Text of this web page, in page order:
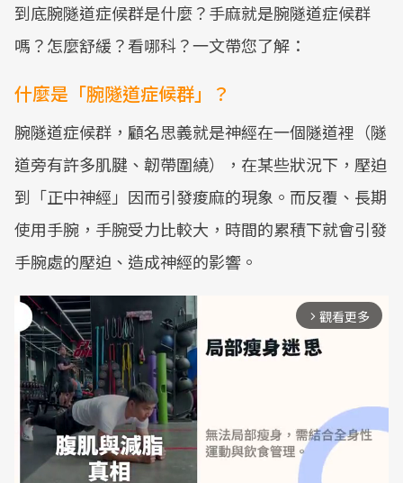
到底腕隧道症候群是什麼？手麻就是腕隧道症候群
嗎？怎麼舒緩？看哪科？一文帶您了解：
什麼是「腕隧道症候群」？
腕隧道症候群，顧名思義就是神經在一個隧道裡（隧
道旁有許多肌腱、韌帶圍繞），在某些狀況下，壓迫
到「正中神經」因而引發痠麻的現象。而反覆、長期
使用手腕，手腕受力比較大，時間的累積下就會引發
手腕處的壓迫、造成神經的影響。
arrow_forward_ios 觀看更多